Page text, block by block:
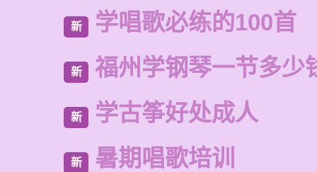
新 学唱歌必练的100首
新 福州学钢琴一节多少
新 学古筝好处成人
新 暑期唱歌培训